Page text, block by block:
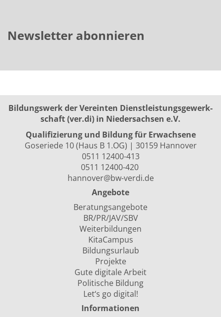
Newsletter abonnieren
Bildungswerk der Vereinten Dienst­leis­tungs­ge­werk­
schaft (ver.di) in Niedersachsen e.V.
Qualifizierung und Bildung für Erwachsene
Goseriede 10 (Haus B 1.OG) | 30159 Hannover
0511 12400-413
0511 12400-420
hannover@bw-verdi.de
Angebote
Beratungsangebote
BR/PR/JAV/SBV
Weiterbildungen
KitaCampus
Bildungsurlaub
Projekte
Gute digitale Arbeit
Politische Bildung
Let‘s go digital!
Informationen